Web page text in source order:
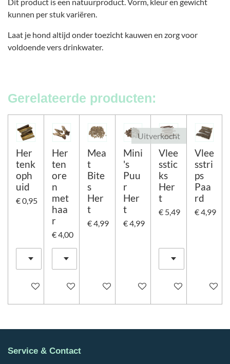
kunnen per stuk variëren.
Laat je hond altijd onder toezicht kauwen en zorg voor
voldoende vers drinkwater.
Gerelateerde producten:
Her
tenk
oph
uid
€ 0,95
In winkelwagen
Her
ten
ore
n
met
haa
r
€ 4,00
In winkelwagen
Mea
t
Bite
s
Her
t
€ 4,99
In winkelwagen
Mini
's
Puu
r
Her
t
€ 4,99
In winkelwagen
Uitverkocht
Vlee
sstic
ks
Her
t
€ 5,49
Houd mij op de
Vlee
sstri
ps
Paa
rd
€ 4,99
In
Service & Contact